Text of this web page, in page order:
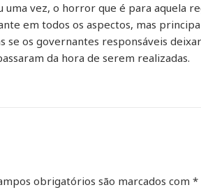
uma vez, o horror que é para aquela
em todos os aspectos, mas
se os governantes responsáveis
da hora de serem realizadas.
obrigatórios são marcados com*